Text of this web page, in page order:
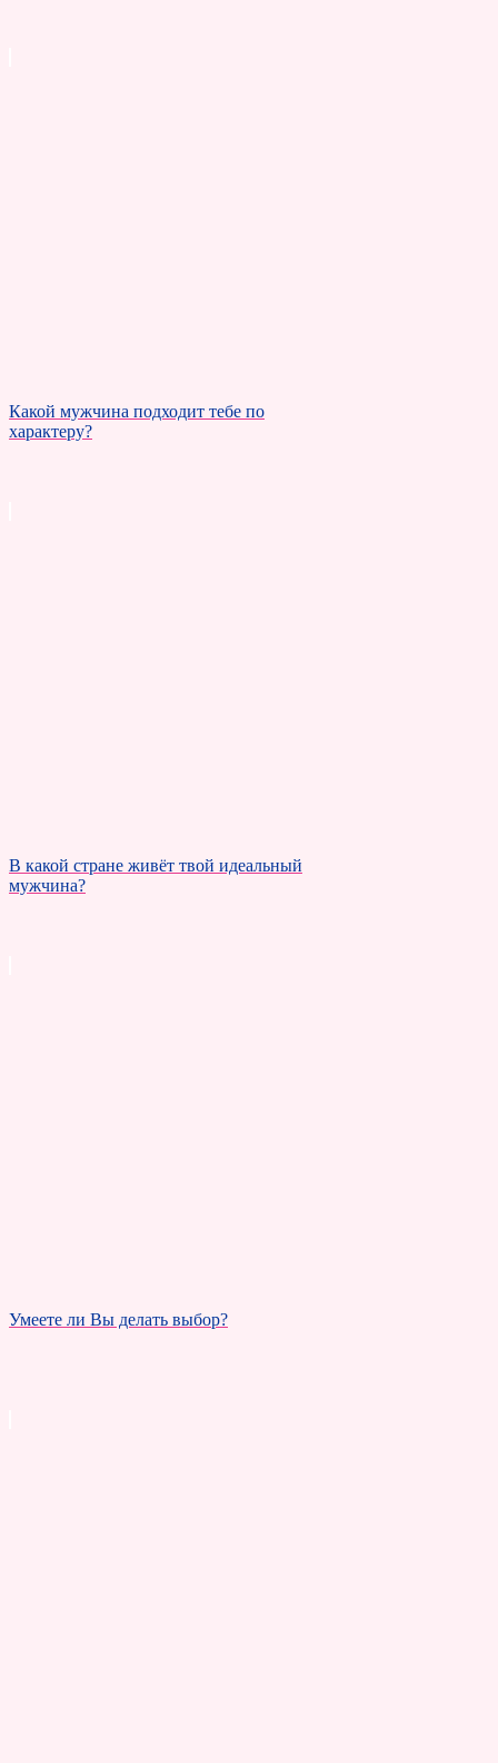
Какой мужчина подходит тебе по
характеру?
В какой стране живёт твой идеальный
мужчина?
Умеете ли Вы делать выбор?